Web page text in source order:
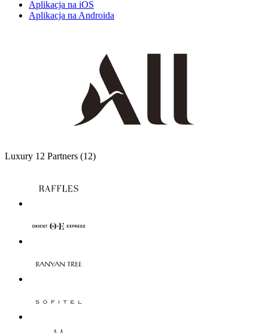
Aplikacja na iOS
Aplikacja na Androida
Luxury 12 Partners (12)